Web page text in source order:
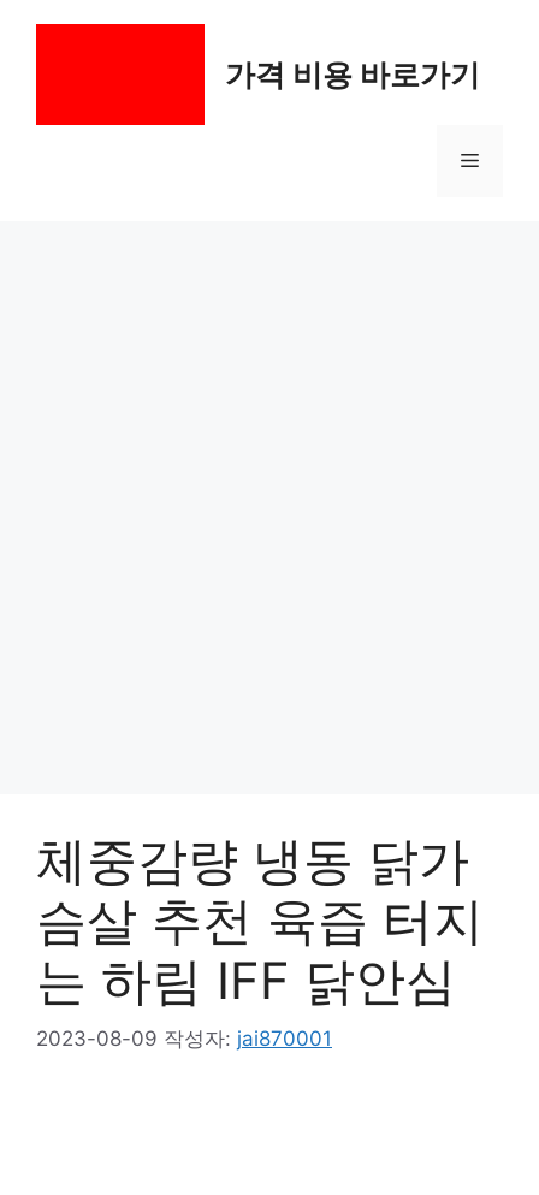
가격 비용 바로가기
메
체중감량 냉동 닭가
슴살 추천 육즙 터지
는 하림 IFF 닭안심
2023-08-09 작성자: jai870001